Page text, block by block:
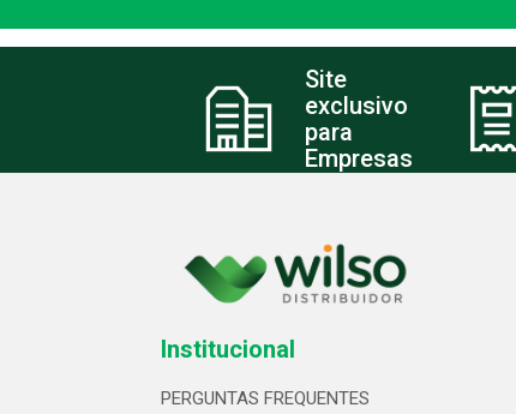
Site
exclusivo
para
Empresas
Institucional
PERGUNTAS FREQUENTES